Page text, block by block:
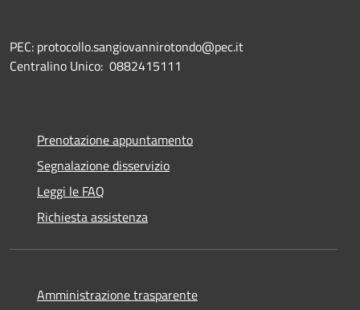
PEC: protocollo.sangiovannirotondo@pec.it
Centralino Unico: 0882415111
Prenotazione appuntamento
Segnalazione disservizio
Leggi le FAQ
Richiesta assistenza
Amministrazione trasparente